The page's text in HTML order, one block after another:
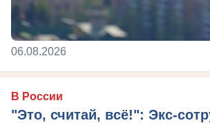
06.08.2026
В России
"Это, считай, всё!": Экс-